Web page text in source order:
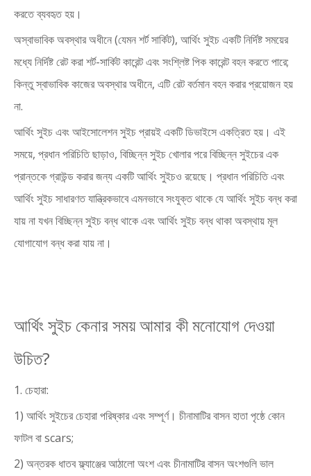
করতে ব্যবহৃত হয়।
অস্বাভাবিক অবস্থার অধীনে (যেমন শর্ট সার্কিট), আর্থিং সুইচ একটি নির্দিষ্ট সময়ের
মধ্যে নির্দিষ্ট রেট করা শর্ট-সার্কিট কারেন্ট এবং সংশ্লিষ্ট পিক কারেন্ট বহন করতে পারে;
কিন্তু স্বাভাবিক কাজের অবস্থার অধীনে, এটি রেট বর্তমান বহন করার প্রয়োজন হয়
না.
আর্থিং সুইচ এবং আইসোলেশন সুইচ প্রায়ই একটি ডিভাইসে একত্রিত হয়। এই
সময়ে, প্রধান পরিচিতি ছাড়াও, বিচ্ছিন্ন সুইচ খোলার পরে বিচ্ছিন্ন সুইচের এক
প্রান্তকে গ্রাউন্ড করার জন্য একটি আর্থিং সুইচও রয়েছে। প্রধান পরিচিতি এবং
আর্থিং সুইচ সাধারণত যান্ত্রিকভাবে এমনভাবে সংযুক্ত থাকে যে আর্থিং সুইচ বন্ধ করা
যায় না যখন বিচ্ছিন্ন সুইচ বন্ধ থাকে এবং আর্থিং সুইচ বন্ধ থাকা অবস্থায় মূল
যোগাযোগ বন্ধ করা যায় না।
আর্থিং সুইচ কেনার সময় আমার কী মনোযোগ দেওয়া
উচিত?
1. চেহারা:
1) আর্থিং সুইচের চেহারা পরিষ্কার এবং সম্পূর্ণ। চীনামাটির বাসন হাতা পৃষ্ঠে কোন
ফাটল বা scars;
2) অন্তরক ধাতব ফ্ল্যাঞ্জের আঠালো অংশ এবং চীনামাটির বাসন অংশগুলি ভাল